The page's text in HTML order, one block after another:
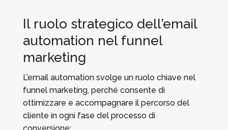
Il ruolo strategico dell’email
automation nel funnel
marketing
L’email automation svolge un ruolo chiave nel
funnel marketing, perché consente di
ottimizzare e accompagnare il percorso del
cliente in ogni fase del processo di